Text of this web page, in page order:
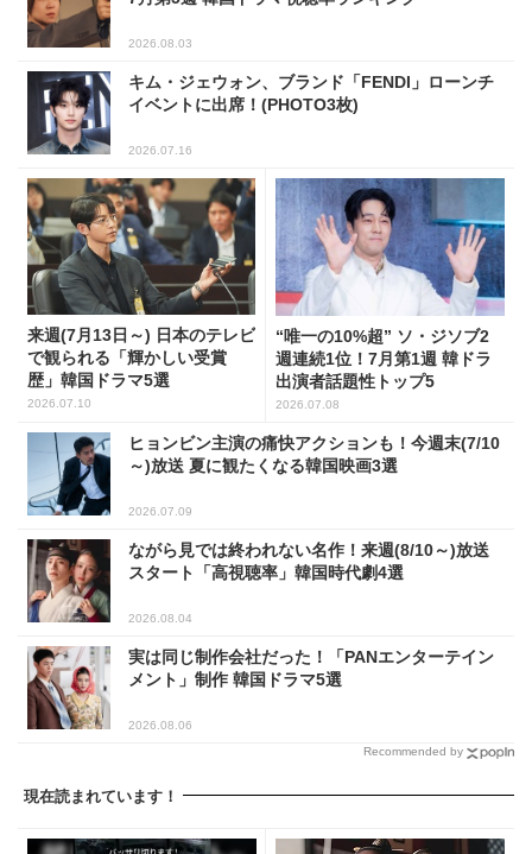
2026.08.03
キム・ジェウォン、ブランド「FENDI」ローンチ
イベントに出席！(PHOTO3枚)
2026.07.16
来週(7月13日～) 日本のテレビ
で観られる「輝かしい受賞
歴」韓国ドラマ5選
2026.07.10
“唯一の10%超” ソ・ジソブ2
週連続1位！7月第1週 韓ドラ
出演者話題性トップ5
2026.07.08
ヒョンビン主演の痛快アクションも！今週末(7/10
～)放送 夏に観たくなる韓国映画3選
2026.07.09
ながら見では終われない名作！来週(8/10～)放送
スタート「高視聴率」韓国時代劇4選
2026.08.04
実は同じ制作会社だった！「PANエンターテイン
メント」制作 韓国ドラマ5選
2026.08.06
Recommended by
現在読まれています！